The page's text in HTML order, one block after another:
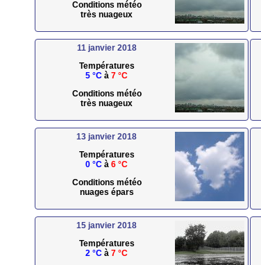
Conditions météo
très nuageux
11 janvier 2018
Températures
5 °C à 7 °C
Conditions météo
très nuageux
13 janvier 2018
Températures
0 °C à 6 °C
Conditions météo
nuages épars
15 janvier 2018
Températures
2 °C à 7 °C